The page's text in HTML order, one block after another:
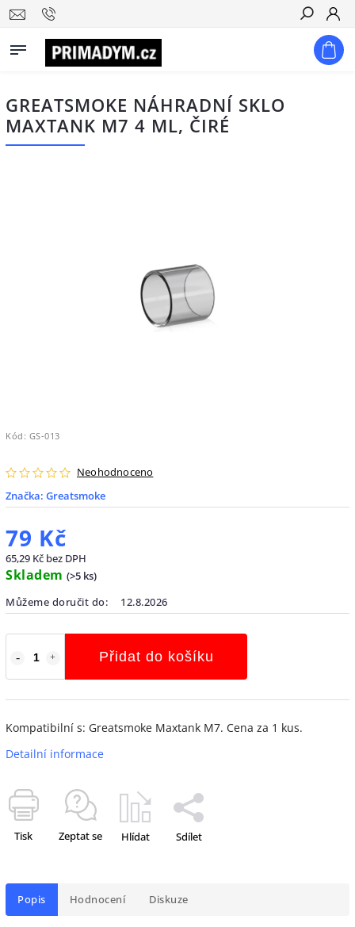
Hledat
GREATSMOKE NÁHRADNÍ SKLO
MAXTANK M7 4 ML, ČIRÉ
Kód: GS-013
Neohodnoceno
Značka: Greatsmoke
79 Kč
65,29 Kč bez DPH
Skladem (>5 ks)
Můžeme doručit do:
12.8.2026
Přidat do košíku
Kompatibilní s: Greatsmoke Maxtank M7. Cena za 1 kus.
Detailní informace
Tisk Zeptat se Hlídat Sdílet
Popis Hodnocení Diskuze